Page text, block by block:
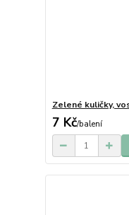
Zelené kuličky,
7 Kč/balení